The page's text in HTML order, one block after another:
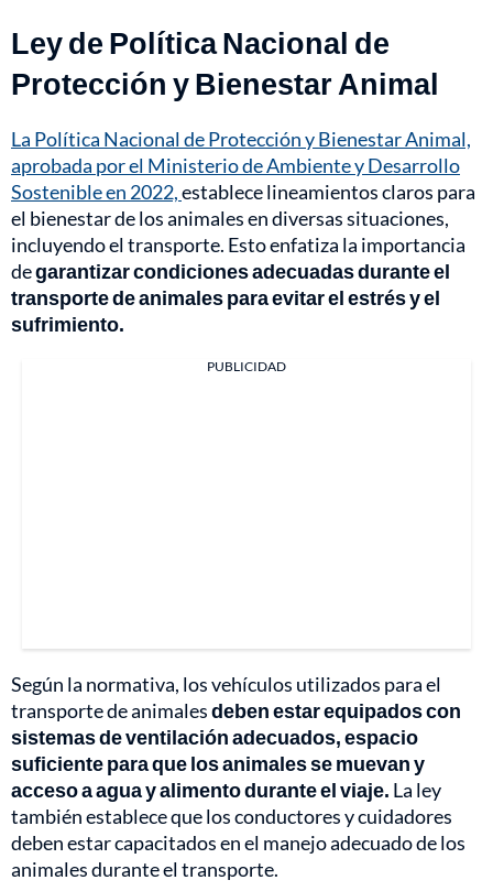
Ley de Política Nacional de
Protección y Bienestar Animal
La Política Nacional de Protección y Bienestar Animal,
aprobada por el Ministerio de Ambiente y Desarrollo
Sostenible en 2022,establece lineamientos claros para
el bienestar de los animales en diversas situaciones,
incluyendo el transporte. Esto enfatiza la importancia
degarantizar condiciones adecuadas durante el
transporte de animales para evitar el estrés y el
sufrimiento.
PUBLICIDAD
Según la normativa, los vehículos utilizados para el
transporte de animalesdeben estar equipados con
sistemas de ventilación adecuados, espacio
suficiente para que los animales se muevan y
acceso a agua y alimento durante el viaje. La ley
también establece que los conductores y cuidadores
deben estar capacitados en el manejo adecuado de los
animales durante el transporte.